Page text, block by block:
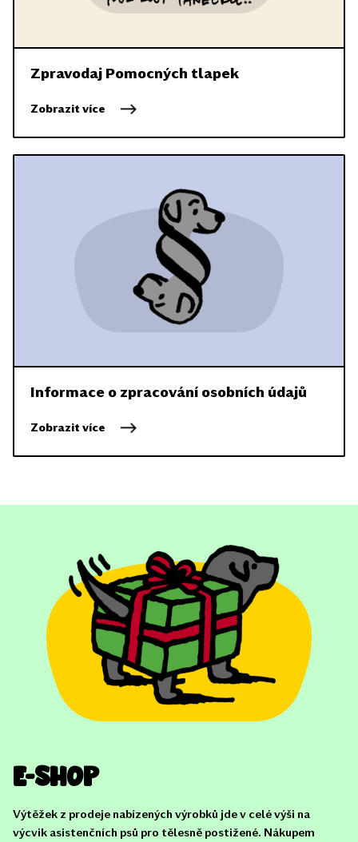
Zpravodaj Pomocných tlapek
Zobrazit více
Informace o zpracování osobních údajů
Zobrazit více
E-shop
Výtěžek z prodeje nabízených výrobků jde v celé výši na
výcvik asistenčních psů pro tělesně postižené. Nákupem